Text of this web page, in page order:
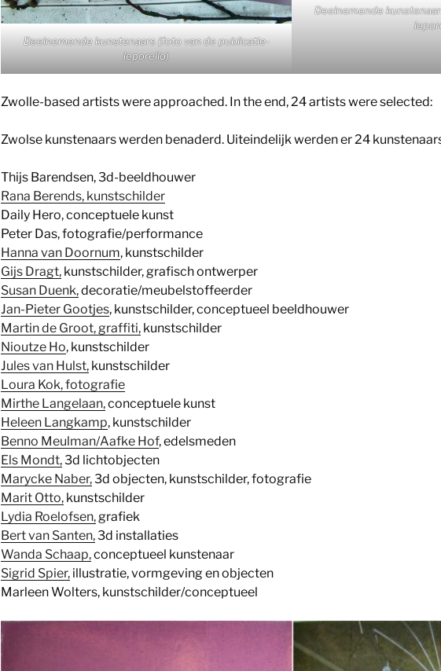
Deelnemende kunstenaars (foto van de publicatie-
leporello)
Deelnemende
Zwolle-based artists were approached. In the end, 24 artists were selected:
Zwolse kunstenaars werden benaderd. Uiteindelijk werden er 24
Thijs Barendsen, 3d-beeldhouwer
Rana Berends, kunstschilder
Daily Hero, conceptuele kunst
Peter Das, fotografie/performance
Hanna van Doornum, kunstschilder
Gijs Dragt, kunstschilder, grafisch ontwerper
Susan Duenk,decoratie/meubelstoffeerder
Jan-Pieter Gootjes, kunstschilder, conceptueel beeldhouwer
Martin de Groot, graffiti, kunstschilder
Nioutze Ho, kunstschilder
Jules van Hulst, kunstschilder
Loura Kok, fotografie
Mirthe Langelaan,conceptuele kunst
Heleen Langkamp, kunstschilder
Benno Meulman/Aafke Hof, edelsmeden
Els Mondt,3d lichtobjecten
Marycke Naber,3d objecten, kunstschilder, fotografie
Marit Otto, kunstschilder
Lydia Roelofsen, grafiek
Bert van Santen,3d installaties
Wanda Schaap,conceptueel kunstenaar
Sigrid Spier, illustratie, vormgeving en objecten
Marleen Wolters, kunstschilder/conceptueel